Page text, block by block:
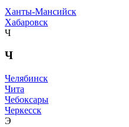
Ханты-Мансийск
Хабаровск
Ч
Ч
Челябинск
Чита
Чебоксары
Черкесск
Э